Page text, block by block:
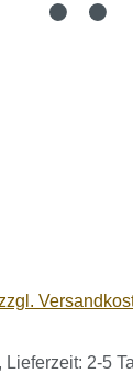
Lieferzeit: 2-5